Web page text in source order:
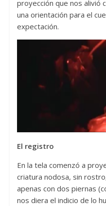
proyección que nos alivió
una orientación para el
expectación.
El registro
En la tela comenzó a
criatura nodosa, sin
apenas con dos piernas
nos diera el indicio de lo